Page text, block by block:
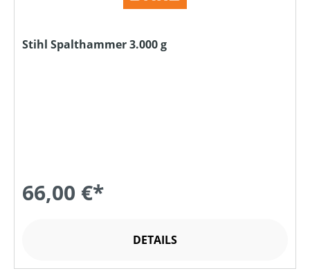
Stihl Spalthammer 3.000 g
66,00 €*
DETAILS